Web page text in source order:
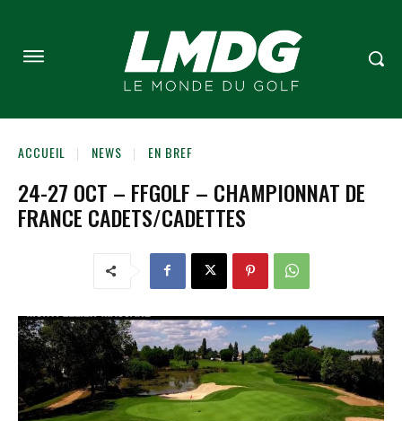
ACCUEIL NEWS EN BREF
24-27 OCT – FFGOLF – CHAMPIONNAT DE
FRANCE CADETS/CADETTES